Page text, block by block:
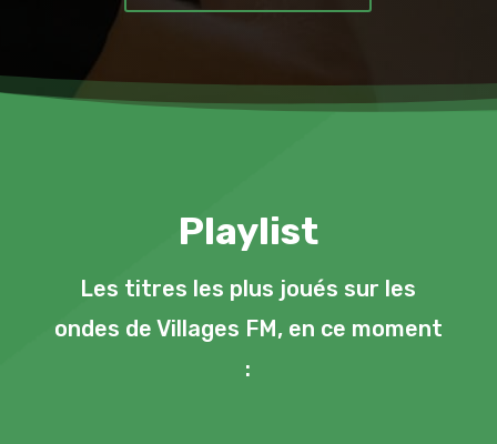
Playlist
Les titres les plus joués sur les
ondes de Villages FM, en ce moment
: